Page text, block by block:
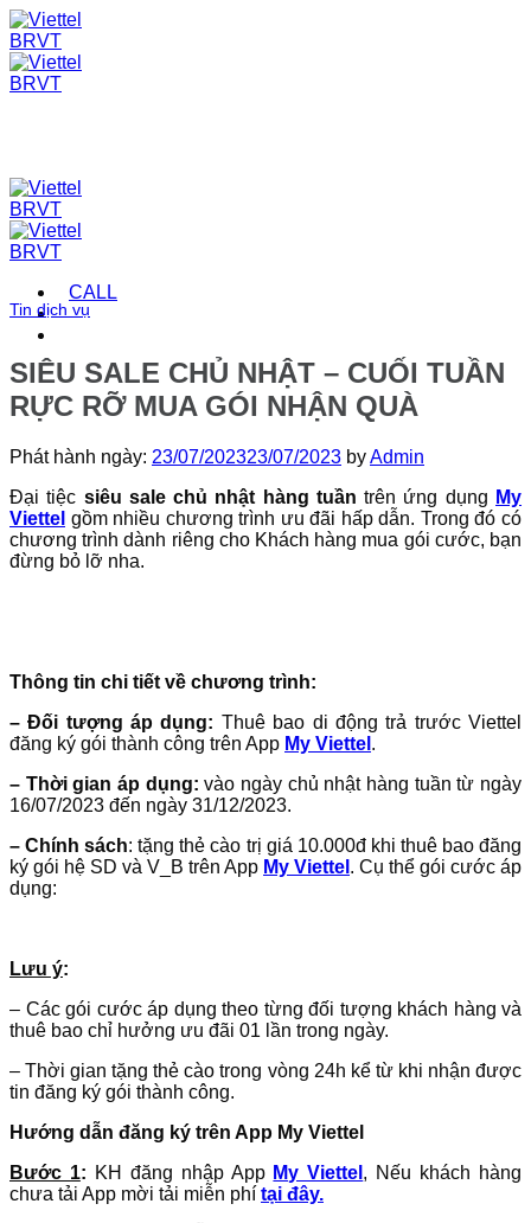
Skip
to
content
CALL
Tin dịch vụ
SIÊU SALE CHỦ NHẬT – CUỐI TUẦN
RỰC RỠ MUA GÓI NHẬN QUÀ
Phát hành ngày: 23/07/202323/07/2023 byAdmin
Đại tiệc siêu sale chủ nhật hàng tuần trên ứng dụng My
Viettel gồm nhiều chương trình ưu đãi hấp dẫn. Trong đó có
chương trình dành riêng cho Khách hàng mua gói cước, bạn
đừng bỏ lỡ nha.
Thông tin chi tiết về chương trình:
– Đối tượng áp dụng: Thuê bao di động trả trước Viettel
đăng ký gói thành công trên App My Viettel .
– Thời gian áp dụng: vào ngày chủ nhật hàng tuần từ ngày
16/07/2023 đến ngày 31/12/2023.
– Chính sách: tặng thẻ cào trị giá 10.000đ khi thuê bao đăng
ký gói hệ SD và V_B trên App My Viettel . Cụ thể gói cước áp
dụng:
Lưu ý:
– Các gói cước áp dụng theo từng đối tượng khách hàng và
thuê bao chỉ hưởng ưu đãi 01 lần trong ngày.
– Thời gian tặng thẻ cào trong vòng 24h kể từ khi nhận được
tin đăng ký gói thành công.
Hướng dẫn đăng ký trên App My Viettel
Bước 1: KH đăng nhập App My Viettel , Nếu khách hàng
chưa tải App mời tải miễn phí tại đây.